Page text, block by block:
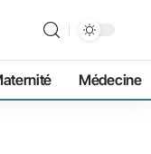
Médecine